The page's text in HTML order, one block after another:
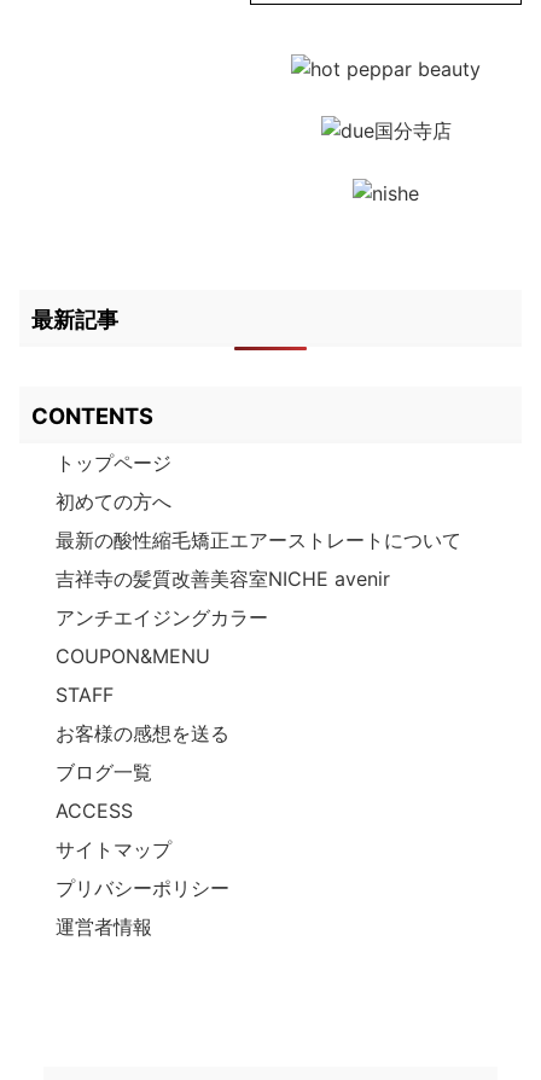
最新記事
CONTENTS
トップページ
初めての方へ
最新の酸性縮毛矯正エアーストレートについて
吉祥寺の髪質改善美容室NICHE avenir
アンチエイジングカラー
COUPON&MENU
STAFF
お客様の感想を送る
ブログ一覧
ACCESS
サイトマップ
プリバシーポリシー
運営者情報